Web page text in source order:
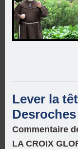
Lever la
Desroches
Commentaire
LA CROIX